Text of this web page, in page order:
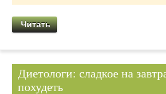
Читать
Диетологи: сладкое на
похудеть